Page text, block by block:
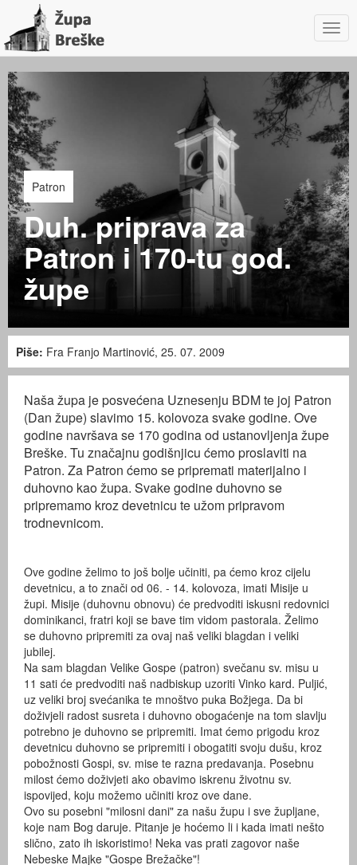
Patron
Duh. priprava za
Patron i 170-tu god.
župe
Piše: Fra Franjo Martinović, 25. 07. 2009
Naša župa je posvećena Uznesenju BDM te joj Patron
(Dan župe) slavimo 15. kolovoza svake godine. Ove
godine navršava se 170 godina od ustanovljenja župe
Breške. Tu značajnu godišnjicu ćemo proslaviti na
Patron. Za Patron ćemo se pripremati materijalno i
duhovno kao župa. Svake godine duhovno se
pripremamo kroz devetnicu te užom pripravom
trodnevnicom.
Ove godine želimo to još bolje učiniti, pa ćemo kroz cijelu
devetnicu, a to znači od 06. - 14. kolovoza, imati Misije u
župi. Misije (duhovnu obnovu) će predvoditi iskusni redovnici
dominikanci, fratri koji se bave tim vidom pastorala. Želimo
se duhovno pripremiti za ovaj naš veliki blagdan i veliki
jubilej.
Na sam blagdan Velike Gospe (patron) svečanu sv. misu u
11 sati će predvoditi naš nadbiskup uzoriti Vinko kard. Puljić,
uz veliki broj svećanika te mnoštvo puka Božjega. Da bi
doživjeli radost susreta i duhovno obogaćenje na tom slavlju
potrebno je duhovno se pripremiti. Imat ćemo prigodu kroz
devetnicu duhovno se pripremiti i obogatiti svoju dušu, kroz
pobožnosti Gospi, sv. mise te razna predavanja. Posebnu
milost ćemo doživjeti ako obavimo iskrenu životnu sv.
ispovijed, koju možemo učiniti kroz ove dane.
Ovo su posebni "milosni dani" za našu župu i sve župljane,
koje nam Bog daruje. Pitanje je hoćemo li i kada imati nešto
slično, zato ih iskoristimo! Neka vas prati zagovor naše
Nebeske Majke "Gospe Brežačke"!